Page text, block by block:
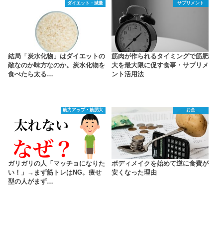
ダイエット・減量
結局「炭水化物」はダイエットの
敵なのか味方なのか。炭水化物を
食べたら太る…
サプリメント
筋肉が作られるタイミングで筋肥
大を最大限に促す食事・サプリメ
ント活用法
筋力アップ・筋肥大
ガリガリの人「マッチョになりた
い！」→まず筋トレはNG。痩せ
型の人がまず…
お金
ボディメイクを始めて逆に食費が
安くなった理由